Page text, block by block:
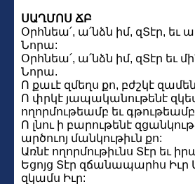
ՍԱՂՄՈՍ ՃԲ
Օրհնեա՛, ա՛նձն իմ, զՏէր, եւ
Նորա:
Օրհնեա՛, ա՛նձն իմ, զՏէր եւ
Նորա.
Ո քաւէ զմեղս քո, բժշկէ
Ո փրկէ յապականութենէ
ողորմութեամբ եւ
Ո լնու ի բարութենէ
արծուոյ մանկութիւն քո:
Առնէ ողորմութիւնս Տէր եւ
Եցոյց Տէր զճանապարհս Իւր
զկամս Իւր: